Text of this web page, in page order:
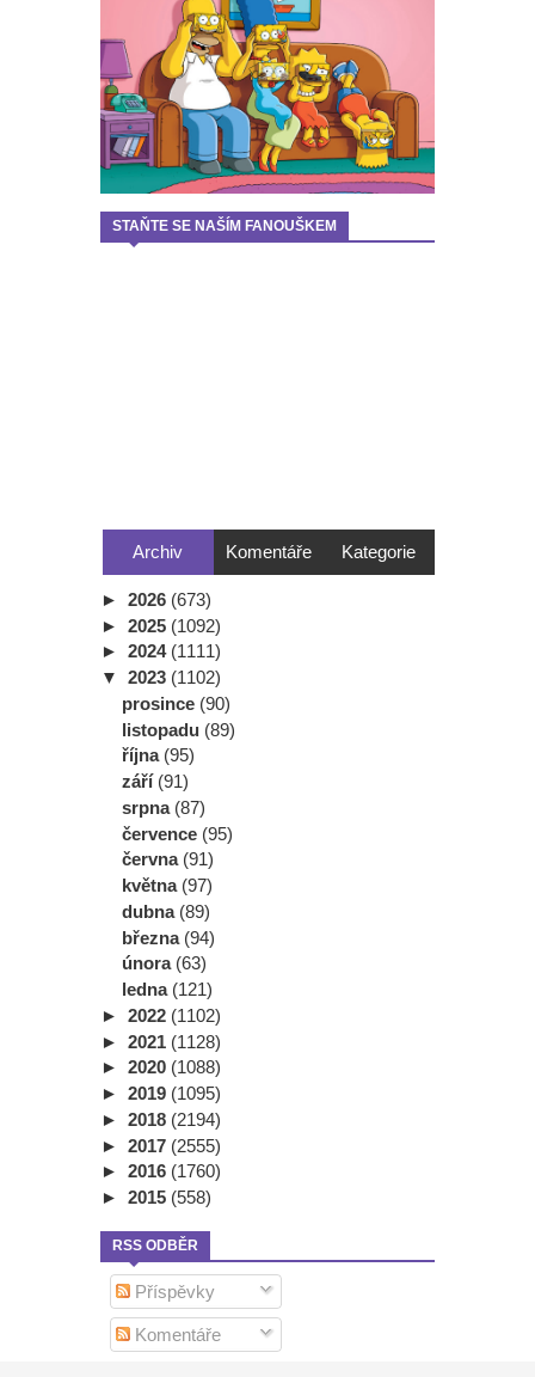
STAŇTE SE NAŠÍM FANOUŠKEM
Archiv Komentáře Kategorie
► 2026 (673)
► 2025 (1092)
► 2024 (1111)
▼ 2023 (1102)
prosince (90)
listopadu (89)
října (95)
září (91)
srpna (87)
července (95)
června (91)
května (97)
dubna (89)
března (94)
února (63)
ledna (121)
► 2022 (1102)
► 2021 (1128)
► 2020 (1088)
► 2019 (1095)
► 2018 (2194)
► 2017 (2555)
► 2016 (1760)
► 2015 (558)
RSS ODBĚR
Příspěvky
Komentáře